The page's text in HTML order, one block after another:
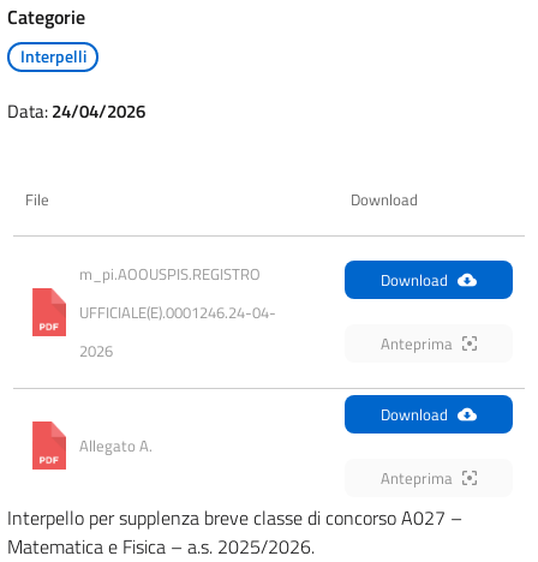
Categorie
Interpelli
Data:24/04/2026
File Download
m_pi.AOOUSPIS.REGISTRO
UFFICIALE(E).0001246.24-04-
2026
Download
Anteprima
Allegato A.
Download
Anteprima
Interpello per supplenza breve classe di concorso A027 –
Matematica e Fisica – a.s. 2025/2026.